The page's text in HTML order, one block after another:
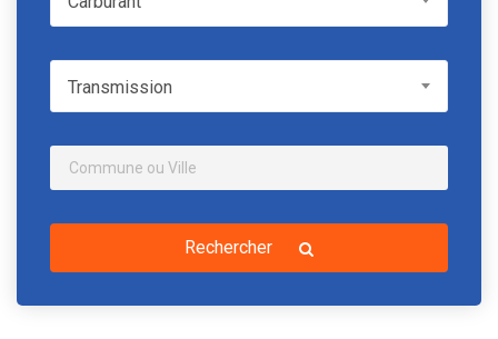
TransmissionTransmission
Rechercher